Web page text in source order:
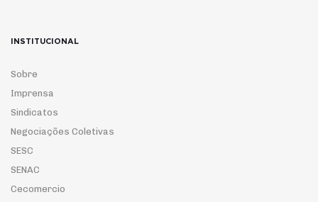
INSTITUCIONAL
Sobre
Imprensa
Sindicatos
Negociações Coletivas
SESC
SENAC
Cecomercio